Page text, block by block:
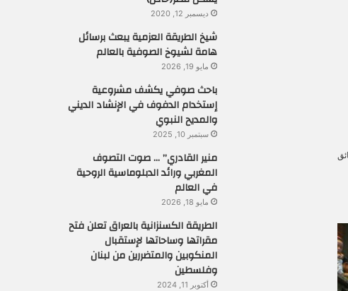
ديسمبر 12, 2020
شيخ الطريقة العزمية يبعث برسائل
هامة لشيوخ الصوفية بالعالم
مايو 19, 2026
باحث صوفي يكشف مشروعية
إستخدام الدفوف في الإنشاد الديني
والمديح النبوي
سبتمبر 10, 2025
منير القادري” … صوت التصوف
المغربي ورائد الدبلوماسية الروحية
في العالم
مايو 18, 2026
الطريقة الكسنزانية بالعراق تعلن فتح
مقراتها وساحاتها لإستقبال
المنكوبين والمتضررين من لبنان
وفلسطين
أكتوبر 11, 2024